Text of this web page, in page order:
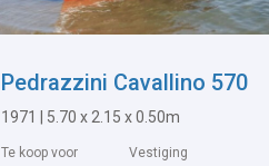
Pedrazzini Cavallino 570
1971 | 5.70 x 2.15 x 0.50m
Te koop voor Vestiging